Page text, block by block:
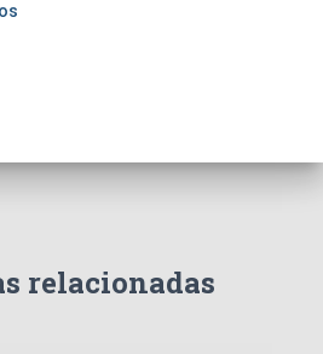
relacionadas